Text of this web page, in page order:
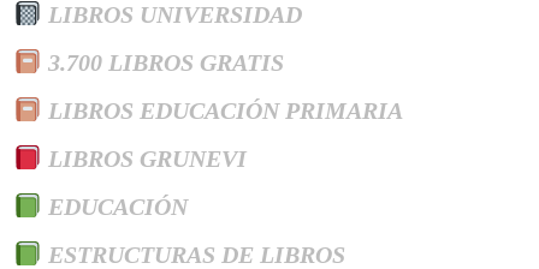
LIBROS UNIVERSIDAD
3.700 LIBROS GRATIS
LIBROS EDUCACIÓN PRIMARIA
LIBROS GRUNEVI
EDUCACIÓN
ESTRUCTURAS DE LIBROS